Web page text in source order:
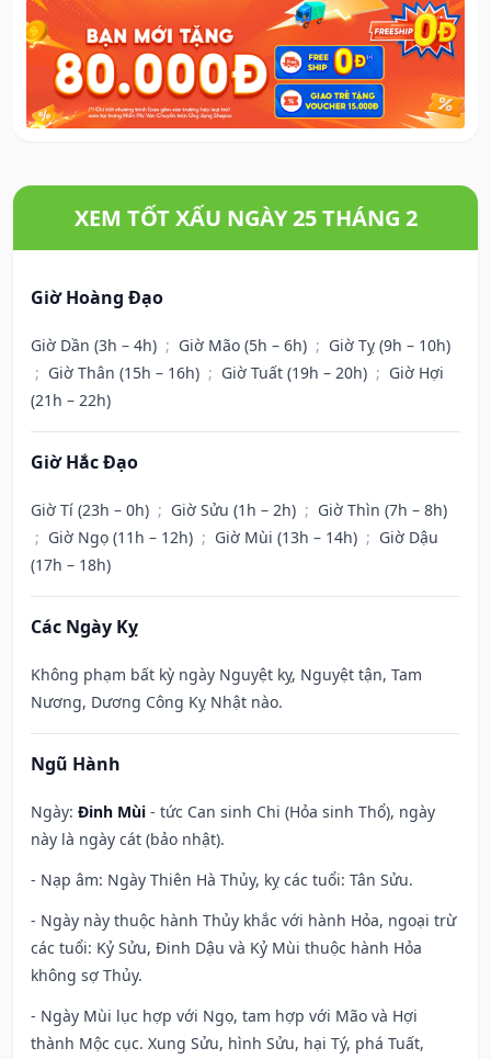
XEM TỐT XẤU NGÀY 25 THÁNG 2
Giờ Hoàng Đạo
Giờ Dần (3h – 4h) ; Giờ Mão (5h – 6h) ; Giờ Tỵ (9h – 10h)
; Giờ Thân (15h – 16h) ; Giờ Tuất (19h – 20h) ; Giờ Hợi
(21h – 22h)
Giờ Hắc Đạo
Giờ Tí (23h – 0h) ; Giờ Sửu (1h – 2h) ; Giờ Thìn (7h – 8h)
; Giờ Ngọ (11h – 12h) ; Giờ Mùi (13h – 14h) ; Giờ Dậu
(17h – 18h)
Các Ngày Kỵ
Không phạm bất kỳ ngày Nguyệt kỵ, Nguyệt tận, Tam
Nương, Dương Công Kỵ Nhật nào.
Ngũ Hành
Ngày: Đinh Mùi - tức Can sinh Chi (Hỏa sinh Thổ), ngày
này là ngày cát (bảo nhật).
- Nạp âm: Ngày Thiên Hà Thủy, kỵ các tuổi: Tân Sửu.
- Ngày này thuộc hành Thủy khắc với hành Hỏa, ngoại trừ
các tuổi: Kỷ Sửu, Đinh Dậu và Kỷ Mùi thuộc hành Hỏa
không sợ Thủy.
- Ngày Mùi lục hợp với Ngọ, tam hợp với Mão và Hợi
thành Mộc cục. Xung Sửu, hình Sửu, hại Tý, phá Tuất,